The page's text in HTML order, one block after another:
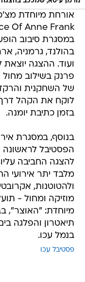
במסגרת סיבוב
בהולנד, גרמניה,
ועוד. ההצגה
פרנק בשילוב מחול
של השחקנית
לוקח את הקהל דרך
בזמן כתיבת יומנה.
בנוסף, במסגרת
להצגה החביבה
מלבד יתר אירועי
ולהטוטנות,
מוזיקה ומחול -
מיוחדת: "האוצר",
תיאטרון והפלגה
בנמל עכו.
פסטיבל עכו